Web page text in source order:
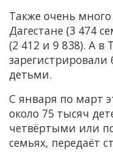
Также очень
Дагестане (3 474
(2 412 и 9 838). А в
зарегистрировали
детьми.
С января по март
около 75 тысяч
четвёртыми или
семьях, передаёт